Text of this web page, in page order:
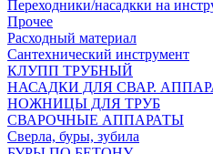
Переходники/насадкки на
Прочее
Расходный материал
Сантехнический инструмент
КЛУПП ТРУБНЫЙ
НАСАДКИ ДЛЯ СВАР.
НОЖНИЦЫ ДЛЯ ТРУБ
СВАРОЧНЫЕ АППАРАТЫ
Сверла, буры, зубила